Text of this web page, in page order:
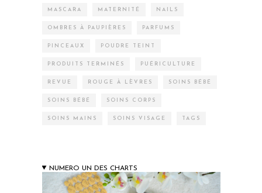
MASCARA MATERNITÉ NAILS
OMBRES À PAUPIÈRES PARFUMS
PINCEAUX POUDRE TEINT
PRODUITS TERMINÉS PUÉRICULTURE
REVUE ROUGE À LÈVRES SOINS BÉBÉ
SOINS BÉBÉ SOINS CORPS
SOINS MAINS SOINS VISAGE TAGS
NUMERO UN DES CHARTS